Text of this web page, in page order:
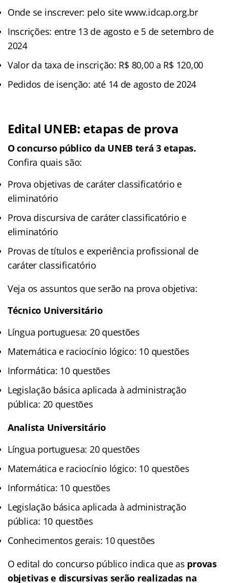
Onde se inscrever: pelo site www.idcap.org.br
Inscrições: entre 13 de agosto e 5 de setembro de
2024
Valor da taxa de inscrição: R$ 80,00 a R$ 120,00
Pedidos de isenção: até 14 de agosto de 2024
Edital UNEB: etapas de prova
O concurso público da UNEB terá 3 etapas.
Confira quais são:
Prova objetivas de caráter classificatório e
eliminatório
Prova discursiva de caráter classificatório e
eliminatório
Provas de títulos e experiência profissional de
caráter classificatório
Veja os assuntos que serão na prova objetiva:
Técnico Universitário
Língua portuguesa: 20 questões
Matemática e raciocínio lógico: 10 questões
Informática: 10 questões
Legislação básica aplicada à administração
pública: 20 questões
Analista Universitário
Língua portuguesa: 20 questões
Matemática e raciocínio lógico: 10 questões
Informática: 10 questões
Legislação básica aplicada à administração
pública: 10 questões
Conhecimentos gerais: 10 questões
O edital do concurso público indica que as provas
objetivas e discursivas serão realizadas na